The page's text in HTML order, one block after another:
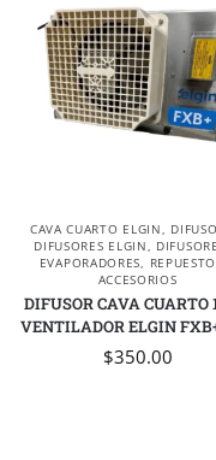
CAVA CUARTO ELGIN,
DIFUSORES ELGIN,
EVAPORADORES,
ACCESORIOS
DIFUSOR CAVA CUARTO
VENTILADOR ELGIN
$350.00